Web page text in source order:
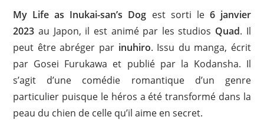
My Life as Inukai-san’s Dog est sorti le 6 janvier
2023 au Japon, il est animé par les studios Quad. Il
peut être abréger par inuhiro. Issu du manga, écrit
par Gosei Furukawa et publié par la Kodansha. Il
s’agit d’une comédie romantique d’un genre
particulier puisque le héros a été transformé dans la
peau du chien de celle qu’il aime en secret.